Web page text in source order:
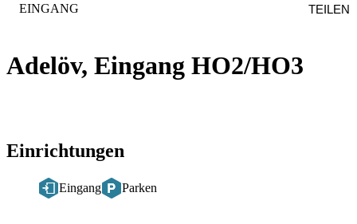
Adelöv, Eingang HO2/HO3
KATEGORIE
EINGANG TEILEN
Einrichtungen
Eingang Parken